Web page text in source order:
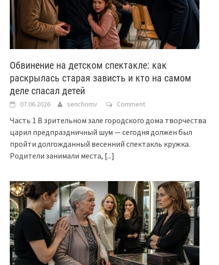
Обвинение на детском спектакле: как
раскрылась старая зависть и кто на самом
деле спасал детей
07.06.2026 senchomv Comment
Часть 1 В зрительном зале городского дома творчества
царил предпраздничный шум — сегодня должен был
пройти долгожданный весенний спектакль кружка.
Родители занимали места, [...]